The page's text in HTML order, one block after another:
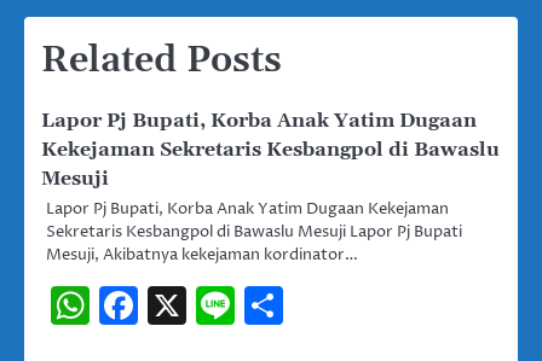
Related Posts
Lapor Pj Bupati, Korba Anak Yatim Dugaan
Kekejaman Sekretaris Kesbangpol di Bawaslu
Mesuji
Lapor Pj Bupati, Korba Anak Yatim Dugaan Kekejaman
Sekretaris Kesbangpol di Bawaslu Mesuji Lapor Pj Bupati
Mesuji, Akibatnya kekejaman kordinator…
WhatsApp
Facebook
X Line